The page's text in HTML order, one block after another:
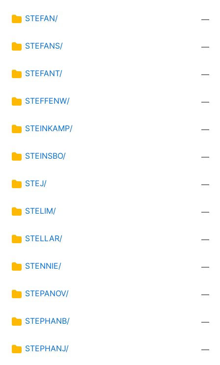
STEFAN/ —
STEFANS/ —
STEFANT/ —
STEFFENW/ —
STEINKAMP/ —
STEINSBO/ —
STEJ/ —
STELIM/ —
STELLAR/ —
STENNIE/ —
STEPANOV/ —
STEPHANB/ —
STEPHANJ/ —